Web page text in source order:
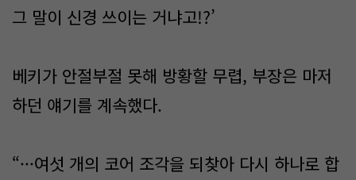
그 말이 신경 쓰이는 거냐고!?’
베키가 안절부절 못해 방황할 무렵, 부장은 마저
하던 얘기를 계속했다.
“···여섯 개의 코어 조각을 되찾아 다시 하나로 합